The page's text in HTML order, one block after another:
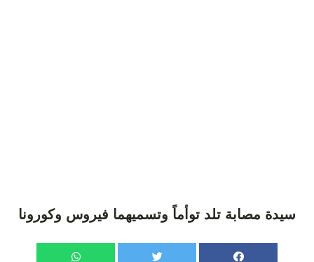
سيدة مصابة تلد توأماً وتسميهما فيروس وكورونا